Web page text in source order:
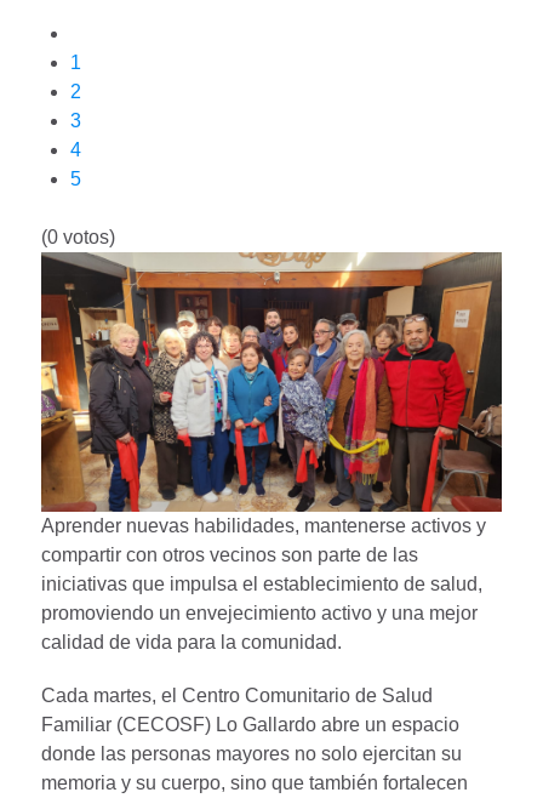
1
2
3
4
5
(0 votos)
Aprender nuevas habilidades, mantenerse activos y
compartir con otros vecinos son parte de las
iniciativas que impulsa el establecimiento de salud,
promoviendo un envejecimiento activo y una mejor
calidad de vida para la comunidad.
Cada martes, el Centro Comunitario de Salud
Familiar (CECOSF) Lo Gallardo abre un espacio
donde las personas mayores no solo ejercitan su
memoria y su cuerpo, sino que también fortalecen